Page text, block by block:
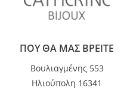
ΠΟΥ ΘΑ ΜΑΣ ΒΡΕΙΤΕ
Βουλιαγμένης 553
Ηλιούπολη 16341